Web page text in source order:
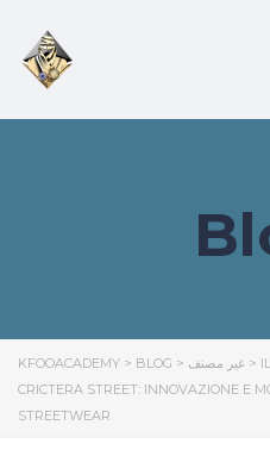
KFOOACADEMY > BLOG > غير مصنف >
CRICTERA STREET: INNOVAZIONE E
STREETWEAR